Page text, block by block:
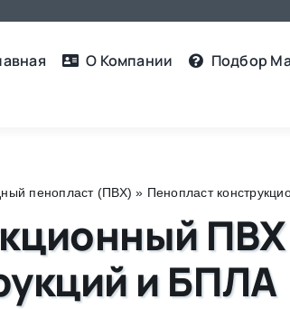
О Компании Подбор
пенопласт (ПВХ) » Пенопласт
и БПЛА